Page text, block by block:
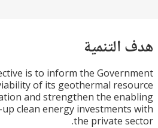
objective is to inform the
the viability of its geothermal
and strengthen the
scale-up clean energy
the private